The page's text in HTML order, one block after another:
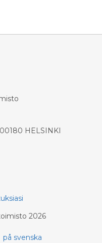
HELSINKI
2026
på svenska